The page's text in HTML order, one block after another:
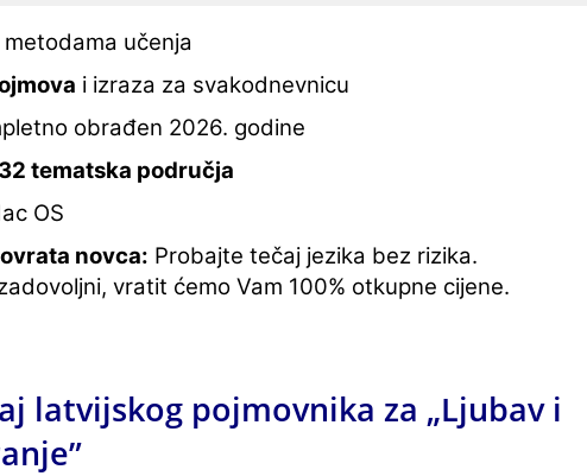
učenja
i izraza za svakodnevnicu
obrađen 2026. godine
32 tematska područja
OS
novca: Probajte tečaj jezika bez rizika.
vratit ćemo Vam 100% otkupne cijene.
latvijskog pojmovnika za „Ljubav i